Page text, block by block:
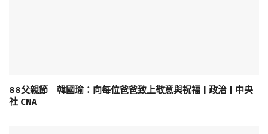
88父親節 韓國瑜：向每位爸爸致上敬意與祝福 | 政治 | 中央
社 CNA